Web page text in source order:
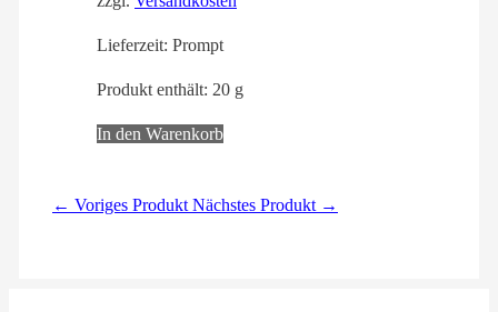
Lieferzeit: Prompt
Produkt enthält: 20 g
In den Warenkorb
← Voriges Produkt Nächstes Produkt →